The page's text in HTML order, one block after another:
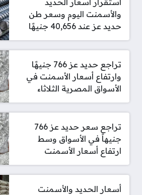
استقرار أسعار الحديد
والأسمنت اليوم وسعر طن
حديد عز عند 40,656 جنيهًا
تراجع حديد عز 766 جنيهًا
وارتفاع أسعار الأسمنت في
الأسواق المصرية الثلاثاء
تراجع سعر حديد عز 766
جنيهاً في الأسواق وسط
ارتفاع أسعار الأسمنت
أسعار الحديد والأسمنت